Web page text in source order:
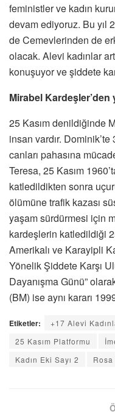
feministler ve kadın
devam ediyoruz. Bu yıl
de Cemevlerinden de
olacak. Alevi kadınlar
konuşuyor ve şiddete
Mirabel
25 Kasım denildiğinde
insan vardır.
canları pahasına
Teresa, 25 Kasım
katledildikten sonra
ölümüne trafik kazası
yaşam sürdürmesi için
kardeşlerin katledildiği
Amerikalı ve Karayipli
Yönelik Şiddete Karşı
Dayanışma Günü”
(BM) ise aynı kararı
Etiketler: +17 Alevi
25 Kasım Platformu
Kadın Eki Sayı 2
Rosa